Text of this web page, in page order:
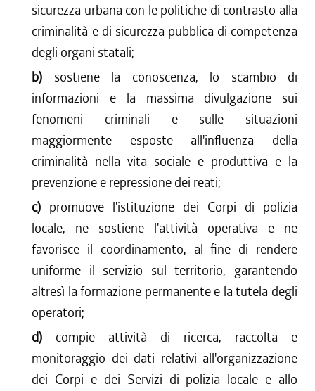
sicurezza urbana con le politiche di contrasto alla
criminalità e di sicurezza pubblica di competenza
degli organi statali;
b) sostiene la conoscenza, lo scambio di
informazioni e la massima divulgazione sui
fenomeni criminali e sulle situazioni
maggiormente esposte all'influenza della
criminalità nella vita sociale e produttiva e la
prevenzione e repressione dei reati;
c) promuove l'istituzione dei Corpi di polizia
locale, ne sostiene l'attività operativa e ne
favorisce il coordinamento, al fine di rendere
uniforme il servizio sul territorio, garantendo
altresì la formazione permanente e la tutela degli
operatori;
d) compie attività di ricerca, raccolta e
monitoraggio dei dati relativi all'organizzazione
dei Corpi e dei Servizi di polizia locale e allo